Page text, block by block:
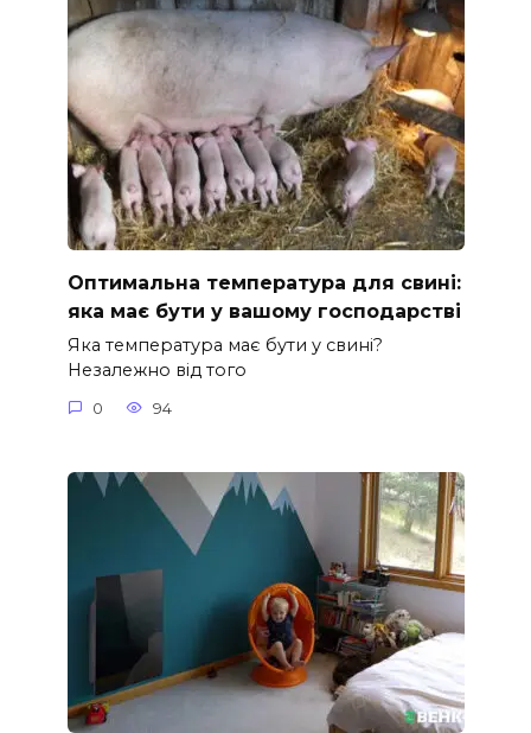
Оптимальна температура для свині:
яка має бути у вашому господарстві
Яка температура має бути у свині?
Незалежно від того
0 94